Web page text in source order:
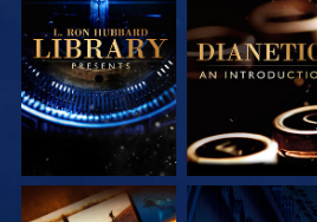
DÉCOUVRIR LES
SÉRIES
DÉCOUVRIR LES
SÉRIES